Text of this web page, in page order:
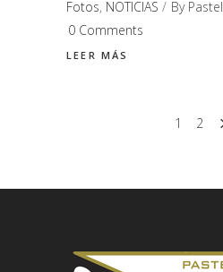
Fotos, NOTICIAS By
0 Comments
LEER MÁS
1 2